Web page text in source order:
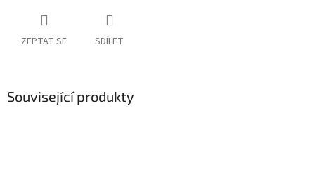
ZEPTAT SE SDÍLET
Související produkty